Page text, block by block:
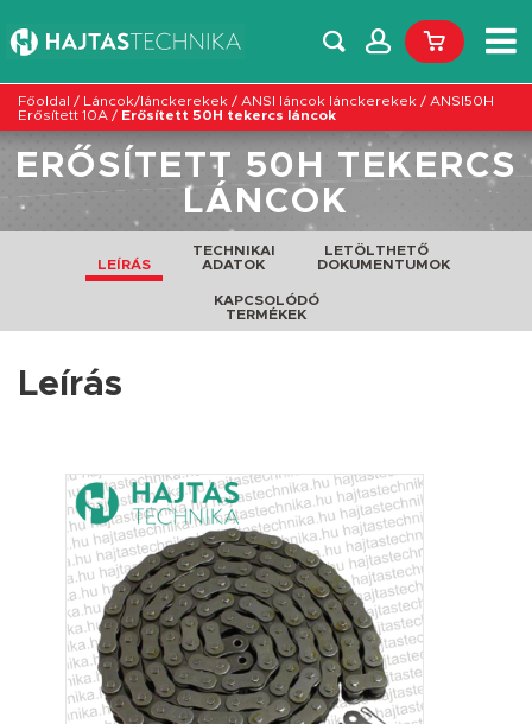
Főoldal / Láncok/lánckerekek / ANSI láncok lánckerekek / ANSI50H
Erősített 10A / Erősített 50H tekercs láncok
ERŐSÍTETT 50H TEKERCS
LÁNCOK
LEÍRÁS
TECHNIKAI
ADATOK
LETÖLTHETŐ
DOKUMENTUMOK
KAPCSOLÓDÓ
TERMÉKEK
Leírás